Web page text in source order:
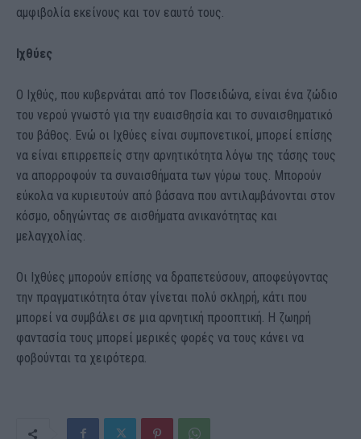
αμφιβολία εκείνους και τον εαυτό τους.
Ιχθύες
Ο Ιχθύς, που κυβερνάται από τον Ποσειδώνα, είναι ένα ζώδιο
του νερού γνωστό για την ευαισθησία και το συναισθηματικό
του βάθος. Ενώ οι Ιχθύες είναι συμπονετικοί, μπορεί επίσης
να είναι επιρρεπείς στην αρνητικότητα λόγω της τάσης τους
να απορροφούν τα συναισθήματα των γύρω τους. Μπορούν
εύκολα να κυριευτούν από βάσανα που αντιλαμβάνονται στον
κόσμο, οδηγώντας σε αισθήματα ανικανότητας και
μελαγχολίας.
Οι Ιχθύες μπορούν επίσης να δραπετεύσουν, αποφεύγοντας
την πραγματικότητα όταν γίνεται πολύ σκληρή, κάτι που
μπορεί να συμβάλει σε μια αρνητική προοπτική. Η ζωηρή
φαντασία τους μπορεί μερικές φορές να τους κάνει να
φοβούνται τα χειρότερα.